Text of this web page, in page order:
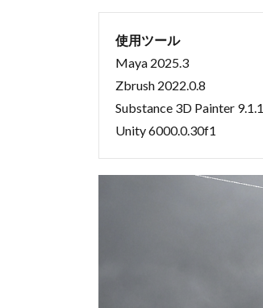
使用ツール
Maya 2025.3
Zbrush 2022.0.8
Substance 3D Painter 9.1.1
Unity 6000.0.30f1